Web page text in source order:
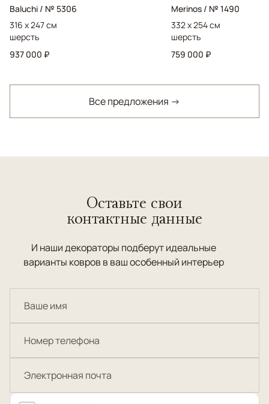
Baluchi / № 5306
316 x 247 см
шерсть
937 000 ₽
Merinos / № 1490
332 x 254 см
шерсть
759 000 ₽
Все предложения →
Оставьте свои
контактные данные
И наши декораторы подберут идеальные
варианты ковров в ваш особенный интерьер